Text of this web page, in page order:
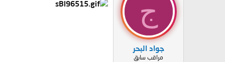
ج
جواد البحر
مراقب سابق